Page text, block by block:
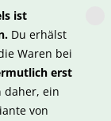
ist
Du erhälst
Waren bei
erst
daher, ein
von